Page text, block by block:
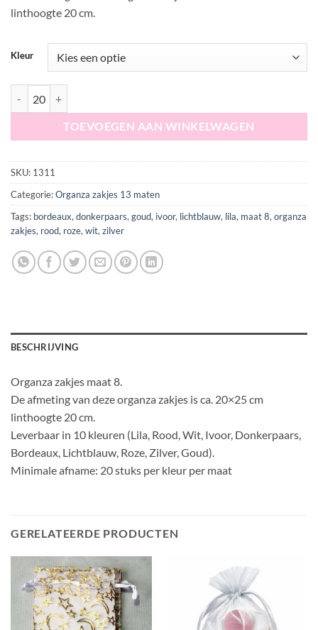
linthoogte 20 cm.
Kleur
TOEVOEGEN AAN WINKELWAGEN
SKU: 1311
Categorie:Organza zakjes 13 maten
Tags: bordeaux, donkerpaars, goud, ivoor, lichtblauw, lila, maat 8, organza
zakjes, rood, roze, wit, zilver
BESCHRIJVING
Organza zakjes maat 8.
De afmeting van deze organza zakjes is ca. 20×25 cm
linthoogte 20 cm.
Leverbaar in 10 kleuren (Lila, Rood, Wit, Ivoor, Donkerpaars,
Bordeaux, Lichtblauw, Roze, Zilver, Goud).
Minimale afname: 20 stuks per kleur per maat
GERELATEERDE PRODUCTEN